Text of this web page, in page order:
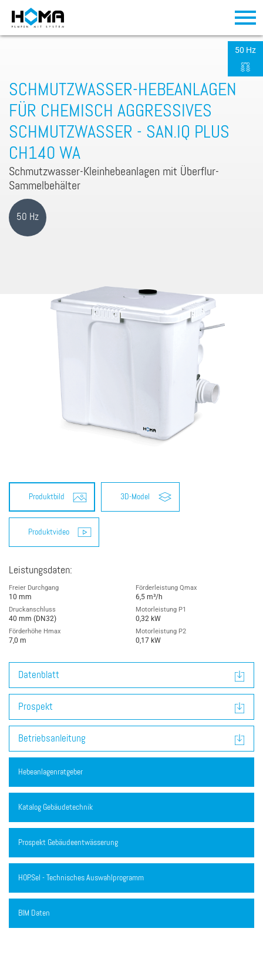
SCHMUTZWASSER-HEBEANLAGEN
FÜR CHEMISCH AGGRESSIVES
SCHMUTZWASSER - SAN.IQ PLUS
CH140 WA
Schmutzwasser-Kleinhebeanlagen mit Überflur-
Sammelbehälter
50 Hz
Produktbild 3D-Model
Produktvideo
Leistungsdaten:
Freier Durchgang
10 mm
Druckanschluss
40 mm (DN32)
Förderhöhe Hmax
7,0 m
Förderleistung Qmax
6,5 m³/h
Motorleistung P1
0,32 kW
Motorleistung P2
0,17 kW
Datenblatt
Prospekt
Betriebsanleitung
Hebeanlagenratgeber
Katalog Gebäudetechnik
Prospekt Gebäudeentwässerung
HOP.Sel - Technisches Auswahlprogramm
BIM Daten
50 Hz